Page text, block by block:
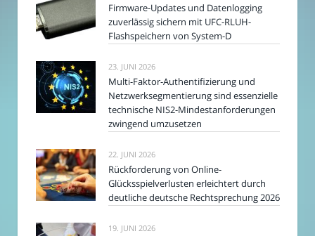
Firmware-Updates und Datenlogging
zuverlässig sichern mit UFC-RLUH-
Flashspeichern von System-D
23. JUNI 2026
Multi-Faktor-Authentifizierung und
Netzwerksegmentierung sind essenzielle
technische NIS2-Mindestanforderungen
zwingend umzusetzen
22. JUNI 2026
Rückforderung von Online-
Glücksspielverlusten erleichtert durch
deutliche deutsche Rechtsprechung 2026
19. JUNI 2026